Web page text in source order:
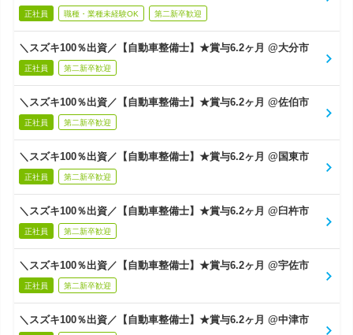
正社員 職種・業種未経験OK 第二新卒歓迎
＼スズキ100％出資／【自動車整備士】★賞与6.2ヶ月 @大分市
正社員 第二新卒歓迎
＼スズキ100％出資／【自動車整備士】★賞与6.2ヶ月 @佐伯市
正社員 第二新卒歓迎
＼スズキ100％出資／【自動車整備士】★賞与6.2ヶ月 @国東市
正社員 第二新卒歓迎
＼スズキ100％出資／【自動車整備士】★賞与6.2ヶ月 @臼杵市
正社員 第二新卒歓迎
＼スズキ100％出資／【自動車整備士】★賞与6.2ヶ月 @宇佐市
正社員 第二新卒歓迎
＼スズキ100％出資／【自動車整備士】★賞与6.2ヶ月 @中津市